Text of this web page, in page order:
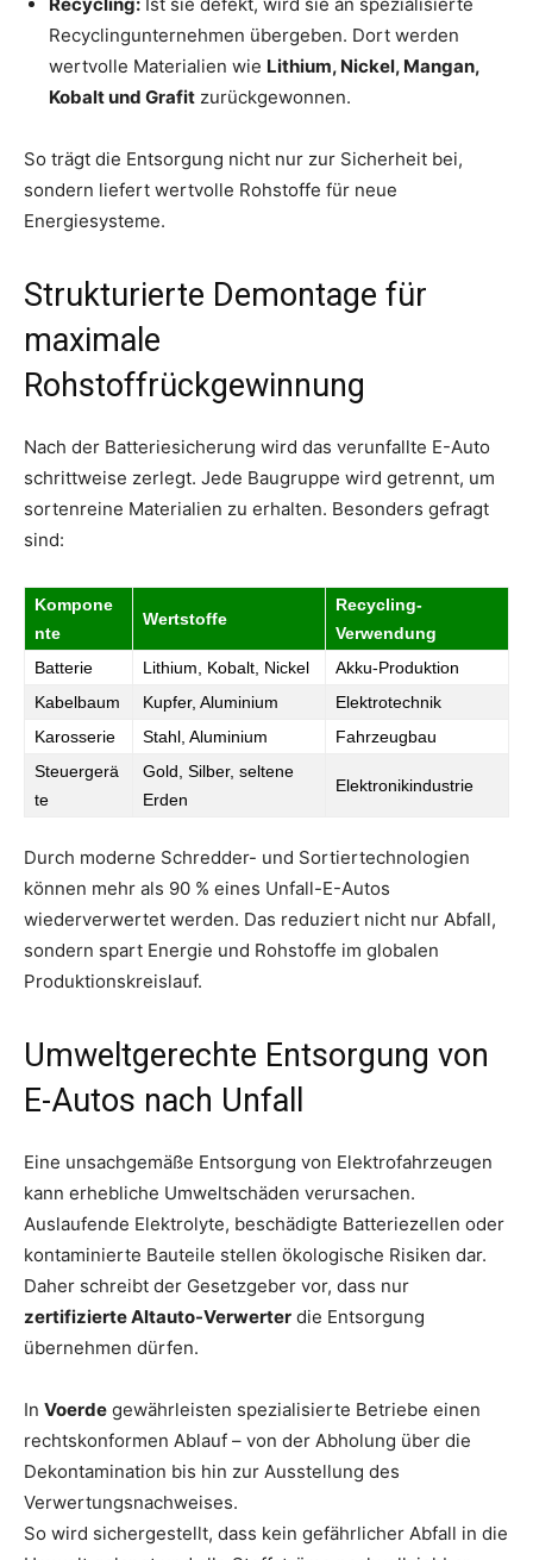
Recyclingunternehmen übergeben. Dort werden
wertvolle Materialien wie Lithium, Nickel, Mangan,
Kobalt und Grafit zurückgewonnen.
So trägt die Entsorgung nicht nur zur Sicherheit bei,
sondern liefert wertvolle Rohstoffe für neue
Energiesysteme.
Strukturierte Demontage für
maximale
Rohstoffrückgewinnung
Nach der Batteriesicherung wird das verunfallte E-Auto
schrittweise zerlegt. Jede Baugruppe wird getrennt, um
sortenreine Materialien zu erhalten. Besonders gefragt
sind:
Kompone
nte
Wertstoffe
Recycling-
Verwendung
Batterie
Lithium, Kobalt, Nickel
Akku-Produktion
Kabelbaum
Kupfer, Aluminium
Elektrotechnik
Karosserie
Stahl, Aluminium
Fahrzeugbau
Steuergerä
te
Gold, Silber, seltene
Erden
Elektronikindustrie
Durch moderne Schredder- und Sortiertechnologien
können mehr als 90 % eines Unfall-E-Autos
wiederverwertet werden. Das reduziert nicht nur Abfall,
sondern spart Energie und Rohstoffe im globalen
Produktionskreislauf.
Umweltgerechte Entsorgung von
E-Autos nach Unfall
Eine unsachgemäße Entsorgung von Elektrofahrzeugen
kann erhebliche Umweltschäden verursachen.
Auslaufende Elektrolyte, beschädigte Batteriezellen oder
kontaminierte Bauteile stellen ökologische Risiken dar.
Daher schreibt der Gesetzgeber vor, dass nur
zertifizierte Altauto-Verwerter die Entsorgung
übernehmen dürfen.
In Voerde gewährleisten spezialisierte Betriebe einen
rechtskonformen Ablauf – von der Abholung über die
Dekontamination bis hin zur Ausstellung des
Verwertungsnachweises.
So wird sichergestellt, dass kein gefährlicher Abfall in die